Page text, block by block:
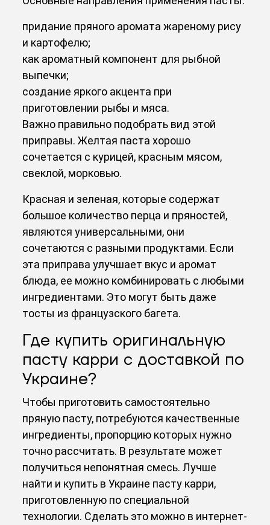
придание пряного аромата жареному рису
и картофелю;
как ароматный компонент для рыбной
выпечки;
создание яркого акцента при
приготовлении рыбы и мяса.
Важно правильно подобрать вид этой
приправы. Желтая паста хорошо
сочетается с курицей, красным мясом,
свеклой, морковью.
Красная и зеленая, которые содержат
большое количество перца и пряностей,
являются универсальными, они
сочетаются с разными продуктами. Если
эта приправа улучшает вкус и аромат
блюда, ее можно комбинировать с любыми
ингредиентами. Это могут быть даже
тосты из французского багета.
Где купить оригинальную
пасту карри с доставкой по
Украине?
Чтобы приготовить самостоятельно
пряную пасту, потребуются качественные
ингредиенты, пропорцию которых нужно
точно рассчитать. В результате может
получиться непонятная смесь. Лучше
найти и купить в Украине пасту карри,
приготовленную по специальной
технологии. Сделать это можно в интернет-